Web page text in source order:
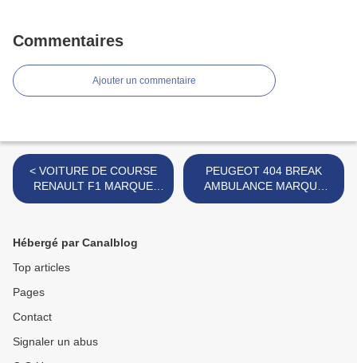
Commentaires
Ajouter un commentaire
< VOITURE DE COURSE
RENAULT F1 MARQUE
ECD
PEUGEOT 404 BREAK
AMBULANCE MARQUE
INCONNUE >
Hébergé par Canalblog
Top articles
Pages
Contact
Signaler un abus